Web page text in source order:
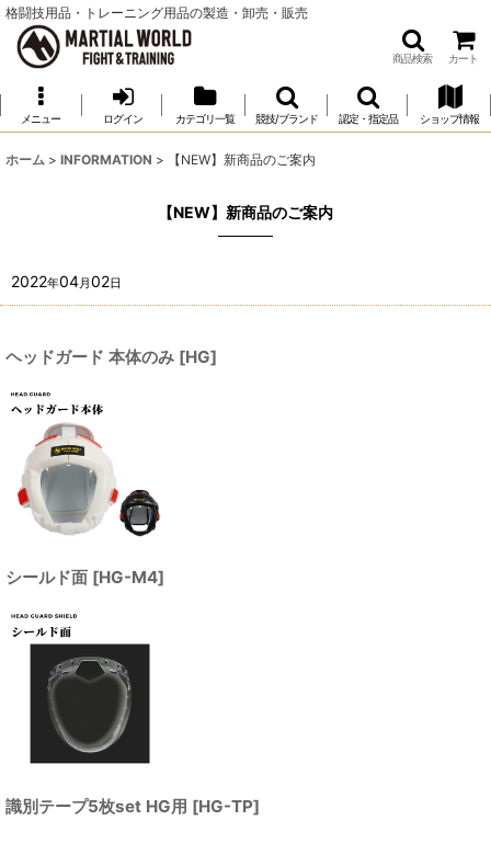
格闘技用品・トレーニング用品の製造・卸売・販売
商品検索 カート
メニュー ログイン カテゴリ一覧 競技/ブランド 認定・指定品 ショップ情報
ホーム > INFORMATION > 【NEW】新商品のご案内
【NEW】新商品のご案内
2022年04月02日
ヘッドガード 本体のみ [HG]
シールド面 [HG-M4]
識別テープ5枚set HG用 [HG-TP]